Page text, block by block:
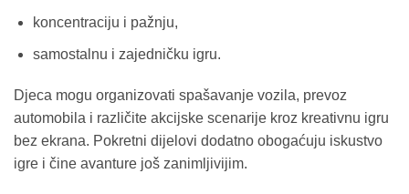
koncentraciju i pažnju,
samostalnu i zajedničku igru.
Djeca mogu organizovati spašavanje vozila, prevoz
automobila i različite akcijske scenarije kroz kreativnu igru
bez ekrana. Pokretni dijelovi dodatno obogaćuju iskustvo
igre i čine avanture još zanimljivijim.